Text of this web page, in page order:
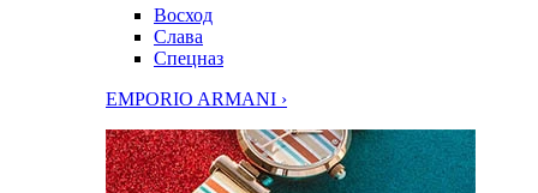
Восход
Слава
Спецназ
EMPORIO ARMANI ›